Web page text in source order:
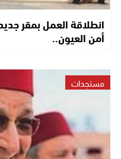
انطلاقة العمل بمقر
أمن العيون..
مستجدات